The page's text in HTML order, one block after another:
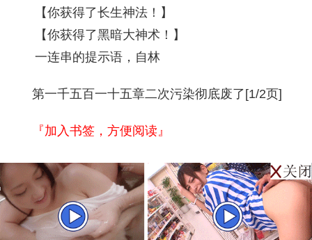
【你获得了长生神法！】
【你获得了黑暗大神术！】
一连串的提示语，自林
第一千五百一十五章二次污染彻底废了[1/2页]
『加入书签，方便阅读』